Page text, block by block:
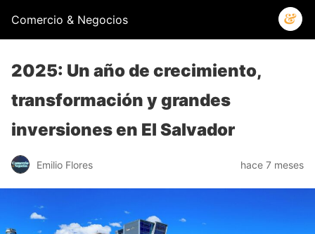
Comercio & Negocios
2025: Un año de crecimiento,
transformación y grandes
inversiones en El Salvador
Emilio Flores hace 7 meses